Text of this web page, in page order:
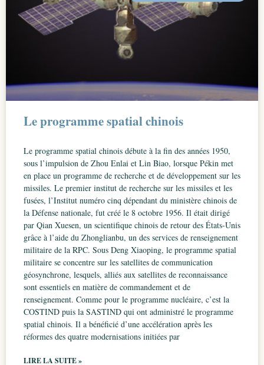
Le programme spatial chinois
Le programme spatial chinois débute à la fin des années 1950,
sous l’impulsion de Zhou Enlai et Lin Biao, lorsque Pékin met
en place un programme de recherche et de développement sur les
missiles. Le premier institut de recherche sur les missiles et les
fusées, l’Institut numéro cinq dépendant du ministère chinois de
la Défense nationale, fut créé le 8 octobre 1956. Il était dirigé
par Qian Xuesen, un scientifique chinois de retour des États-Unis
grâce à l’aide du Zhonglianbu, un des services de renseignement
militaire de la RPC. Sous Deng Xiaoping, le programme spatial
militaire se concentre sur les satellites de communication
géosynchrone, lesquels, alliés aux satellites de reconnaissance
sont essentiels en matière de commandement et de
renseignement. Comme pour le programme nucléaire, c’est la
COSTIND puis la SASTIND qui ont administré le programme
spatial chinois. Il a bénéficié d’une accélération après les
réformes des quatre modernisations initiées par
LIRE LA SUITE »